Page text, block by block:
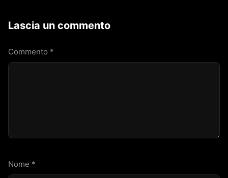
Lascia un commento
Commento *
Nome *